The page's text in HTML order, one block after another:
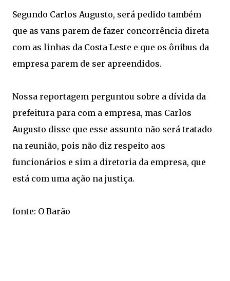
Segundo Carlos Augusto, será pedido também
que as vans parem de fazer concorrência direta
com as linhas da Costa Leste e que os ônibus da
empresa parem de ser apreendidos.
Nossa reportagem perguntou sobre a dívida da
prefeitura para com a empresa, mas Carlos
Augusto disse que esse assunto não será tratado
na reunião, pois não diz respeito aos
funcionários e sim a diretoria da empresa, que
está com uma ação na justiça.
fonte: O Barão